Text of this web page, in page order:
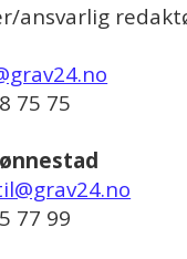
ansvarlig
75 75
77 99